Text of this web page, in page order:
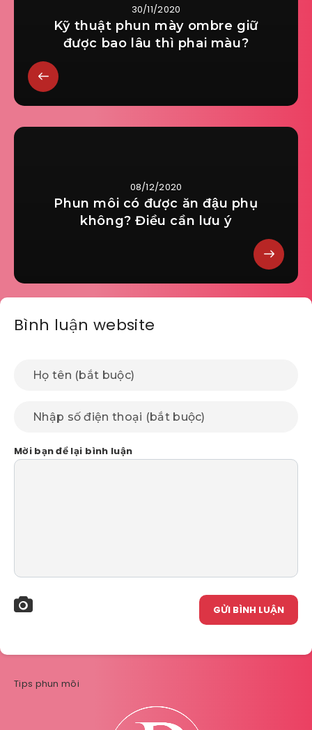
30/11/2020
Kỹ thuật phun mày ombre giữ
được bao lâu thì phai màu?
08/12/2020
Phun môi có được ăn đậu phụ
không? Điều cần lưu ý
Bình luận website
Mời bạn để lại bình luận
GỬI BÌNH LUẬN
Tips phun môi